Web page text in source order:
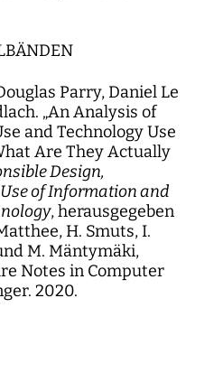
Parry, Daniel Le
„An Analysis of
and Technology Use
Are They Actually
Design,
of Information and
, herausgegeben
H. Smuts, I.
M. Mäntymäki,
Notes in Computer
2020.